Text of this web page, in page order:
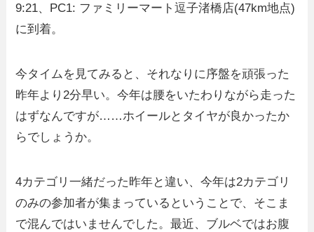
9:21、PC1: ファミリーマート逗子渚橋店(47km地点)
に到着。
今タイムを見てみると、それなりに序盤を頑張った
昨年より2分早い。今年は腰をいたわりながら走った
はずなんですが……ホイールとタイヤが良かったか
らでしょうか。
4カテゴリ一緒だった昨年と違い、今年は2カテゴリ
のみの参加者が集まっているということで、そこま
で混んではいませんでした。最近、ブルベではお腹